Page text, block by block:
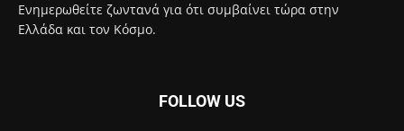
Ενημερωθείτε ζωντανά για ότι συμβαίνει τώρα στην
Ελλάδα και τον Κόσμο.
FOLLOW US